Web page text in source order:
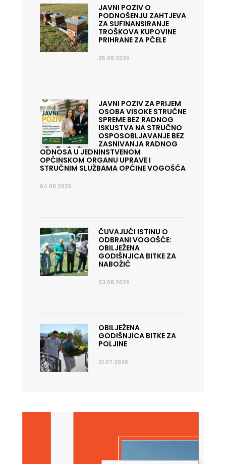
JAVNI POZIV O
PODNOŠENJU ZAHTJEVA
ZA SUFINANSIRANJE
TROŠKOVA KUPOVINE
PRIHRANE ZA PČELE
05.08.2026.
JAVNI POZIV ZA PRIJEM
OSOBA VISOKE STRUČNE
SPREME BEZ RADNOG
ISKUSTVA NA STRUČNO
OSPOSOBLJAVANJE BEZ
ZASNIVANJA RADNOG
ODNOSA U JEDNINSTVENOM
OPĆINSKOM ORGANU UPRAVE I
STRUČNIM SLUŽBAMA OPĆINE VOGOŠĆA
04.08.2026.
ČUVAJUĆI ISTINU O
ODBRANI VOGOŠĆE:
OBILJEŽENA
GODIŠNJICA BITKE ZA
NABOŽIĆ
03.08.2026.
OBILJEŽENA
GODIŠNJICA BITKE ZA
POLJINE
31.07.2026.